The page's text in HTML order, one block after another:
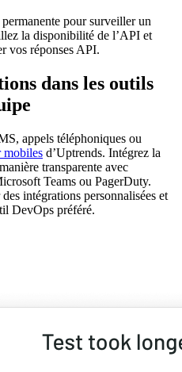
permanente pour surveiller un
la disponibilité de l’API et
vos réponses API.
dans les outils
appels téléphoniques ou
mobiles d’Uptrends. Intégrez la
transparente avec
Teams ou PagerDuty.
intégrations personnalisées et
DevOps préféré.